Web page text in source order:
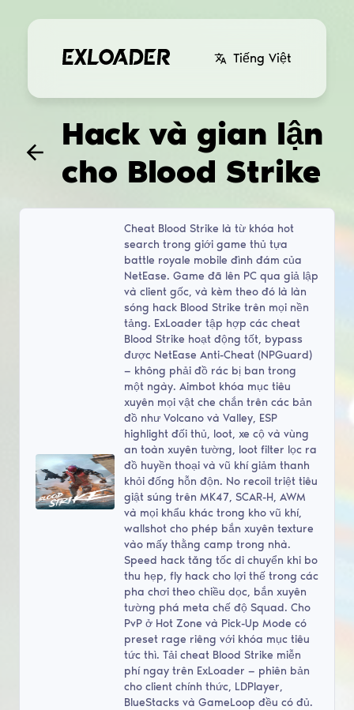
Tiếng Việt
Hack và gian lận
cho Blood Strike
Cheat Blood Strike là từ khóa hot
search trong giới game thủ tựa
battle royale mobile đình đám của
NetEase. Game đã lên PC qua giả lập
và client gốc, và kèm theo đó là làn
sóng hack Blood Strike trên mọi nền
tảng. ExLoader tập hợp các cheat
Blood Strike hoạt động tốt, bypass
được NetEase Anti-Cheat (NPGuard)
— không phải đồ rác bị ban trong
một ngày. Aimbot khóa mục tiêu
xuyên mọi vật che chắn trên các bản
đồ như Volcano và Valley, ESP
highlight đối thủ, loot, xe cộ và vùng
an toàn xuyên tường, loot filter lọc ra
đồ huyền thoại và vũ khí giảm thanh
khỏi đống hỗn độn. No recoil triệt tiêu
giật súng trên MK47, SCAR-H, AWM
và mọi khẩu khác trong kho vũ khí,
wallshot cho phép bắn xuyên texture
vào mấy thằng camp trong nhà.
Speed hack tăng tốc di chuyển khi bo
thu hẹp, fly hack cho lợi thế trong các
pha chơi theo chiều dọc, bắn xuyên
tường phá meta chế độ Squad. Cho
PvP ở Hot Zone và Pick-Up Mode có
preset rage riêng với khóa mục tiêu
tức thì. Tải cheat Blood Strike miễn
phí ngay trên ExLoader — phiên bản
cho client chính thức, LDPlayer,
BlueStacks và GameLoop đều có đủ.